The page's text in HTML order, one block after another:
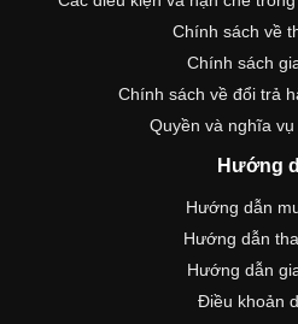
0865035585 – 0948587679
Kênh bán
Kênh bán
Kênh bán
Kênh bán
Kênh bán
Kênh bán
Kênh